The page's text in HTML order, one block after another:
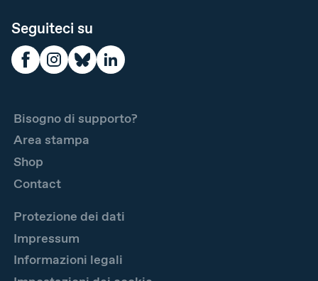
Seguiteci su
Bisogno di supporto?
Area stampa
Shop
Contact
Protezione dei dati
Impressum
Informazioni legali